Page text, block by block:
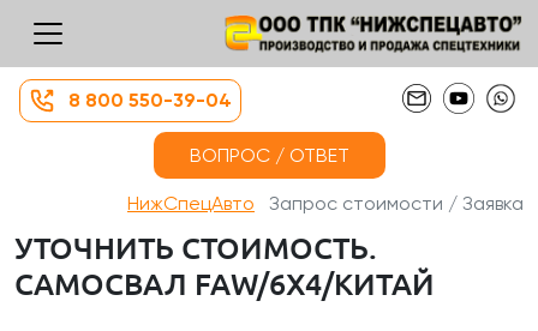
8 800 550-39-04
ВОПРОС / ОТВЕТ
НижСпецАвто Запрос стоимости / Заявка
УТОЧНИТЬ СТОИМОСТЬ.
САМОСВАЛ FAW/6Х4/КИТАЙ